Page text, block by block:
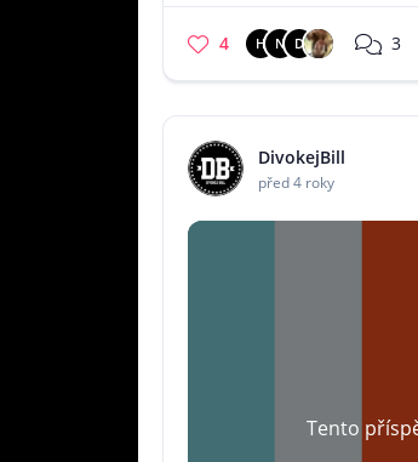
4 H N D 3
DivokejBill
před 4 roky
Tento